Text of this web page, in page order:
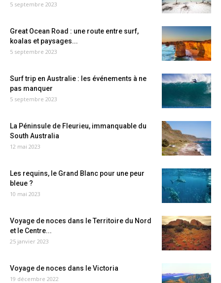
5 septembre 2023
Great Ocean Road : une route entre surf,
koalas et paysages...
5 septembre 2023
Surf trip en Australie : les événements à ne
pas manquer
5 septembre 2023
La Péninsule de Fleurieu, immanquable du
South Australia
12 mai 2023
Les requins, le Grand Blanc pour une peur
bleue ?
10 mai 2023
Voyage de noces dans le Territoire du Nord
et le Centre...
25 janvier 2023
Voyage de noces dans le Victoria
19 décembre 2022